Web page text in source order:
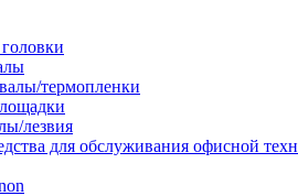
термопленки
лезвия
для обслуживания офисной